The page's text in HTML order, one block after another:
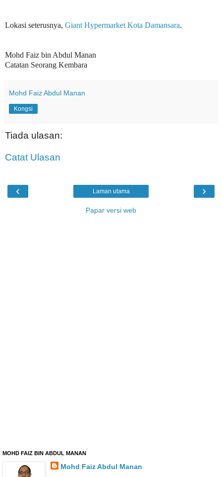
Lokasi seterusnya, Giant Hypermarket Kota Damansara.
Mohd Faiz bin Abdul Manan
Catatan Seorang Kembara
Mohd Faiz Abdul Manan
Kongsi
Tiada ulasan:
Catat Ulasan
‹ ›
Laman utama
Papar versi web
MOHD FAIZ BIN ABDUL MANAN
Mohd Faiz Abdul Manan